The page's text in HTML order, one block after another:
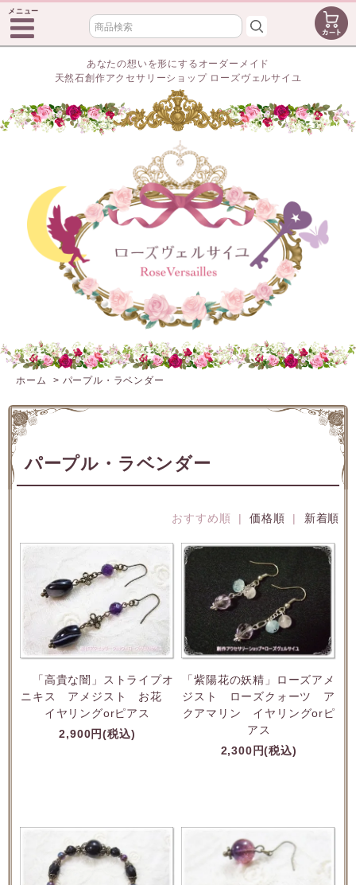
メニュー
あなたの想いを形にするオーダーメイド
天然石創作アクセサリーショップ ローズヴェルサイユ
ホーム > パープル・ラベンダー
パープル・ラベンダー
おすすめ順 |価格順 | 新着順
「高貴な闇」ストライプオ
ニキス アメジスト お花
イヤリングorピアス
2,900円(税込)
「紫陽花の妖精」ローズアメ
ジスト ローズクォーツ ア
クアマリン イヤリングorピ
アス
2,300円(税込)